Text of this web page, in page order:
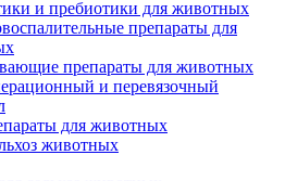
и пребиотики для животных
препараты для
препараты для животных
и перевязочный
для животных
животных